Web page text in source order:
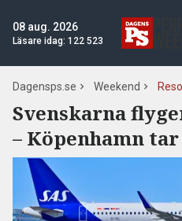
08 aug. 2026
Läsare idag: 122 523
Dagensps.se Weekend
Svenskarna
– Köpenhamn